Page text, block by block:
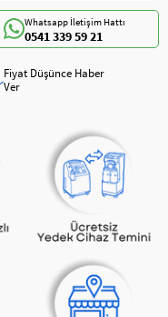
Whatsapp İletişim Hattı
0541 339 59 21
Fiyat Düşünce Haber
Ver